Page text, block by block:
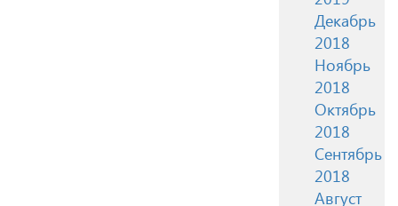
Декабрь
2018
Ноябрь
2018
Октябрь
2018
Сентябрь
2018
Август